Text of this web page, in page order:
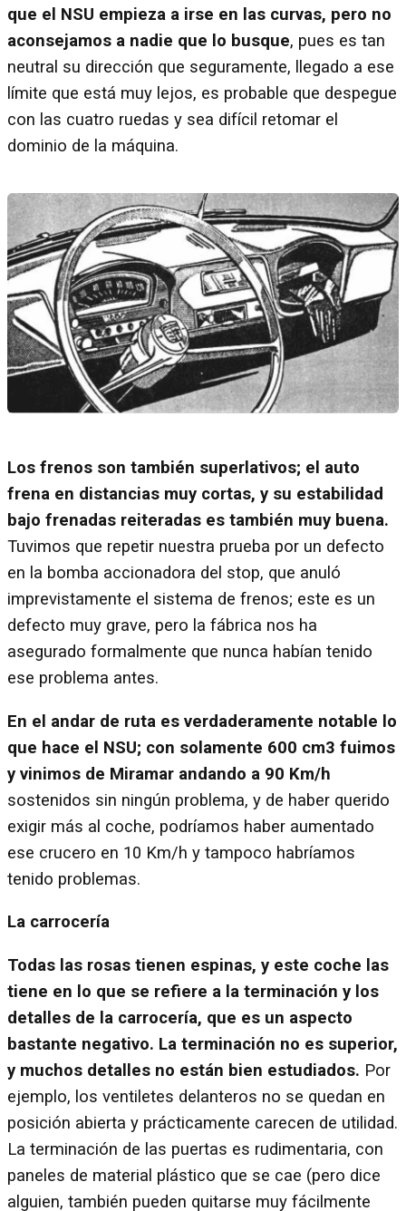
que el NSU empieza a irse en las curvas, pero no
aconsejamos a nadie que lo busque, pues es tan
neutral su dirección que seguramente, llegado a ese
límite que está muy lejos, es probable que despegue
con las cuatro ruedas y sea difícil retomar el
dominio de la máquina.
Los frenos son también superlativos; el auto
frena en distancias muy cortas, y su estabilidad
bajo frenadas reiteradas es también muy buena.
Tuvimos que repetir nuestra prueba por un defecto
en la bomba accionadora del stop, que anuló
imprevistamente el sistema de frenos; este es un
defecto muy grave, pero la fábrica nos ha
asegurado formalmente que nunca habían tenido
ese problema antes.
En el andar de ruta es verdaderamente notable lo
que hace el NSU; con solamente 600 cm3 fuimos
y vinimos de Miramar andando a 90 Km/h
sostenidos sin ningún problema, y de haber querido
exigir más al coche, podríamos haber aumentado
ese crucero en 10 Km/h y tampoco habríamos
tenido problemas.
La carrocería
Todas las rosas tienen espinas, y este coche las
tiene en lo que se refiere a la terminación y los
detalles de la carrocería, que es un aspecto
bastante negativo. La terminación no es superior,
y muchos detalles no están bien estudiados. Por
ejemplo, los ventiletes delanteros no se quedan en
posición abierta y prácticamente carecen de utilidad.
La terminación de las puertas es rudimentaria, con
paneles de material plástico que se cae (pero dice
alguien, también pueden quitarse muy fácilmente